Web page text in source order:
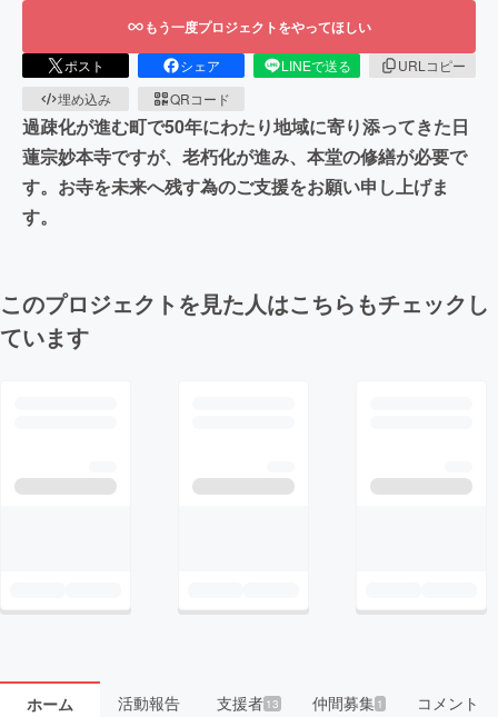
もう一度プロジェクトをやってほしい
ポスト シェア LINEで送る
URLコピー
埋め込み
QRコード
過疎化が進む町で50年にわたり地域に寄り添ってきた日
蓮宗妙本寺ですが、老朽化が進み、本堂の修繕が必要で
す。お寺を未来へ残す為のご支援をお願い申し上げま
す。
このプロジェクトを見た人はこちらもチェックし
ています
ホーム 活動報告 支援者 13 仲間募集 1 コメント